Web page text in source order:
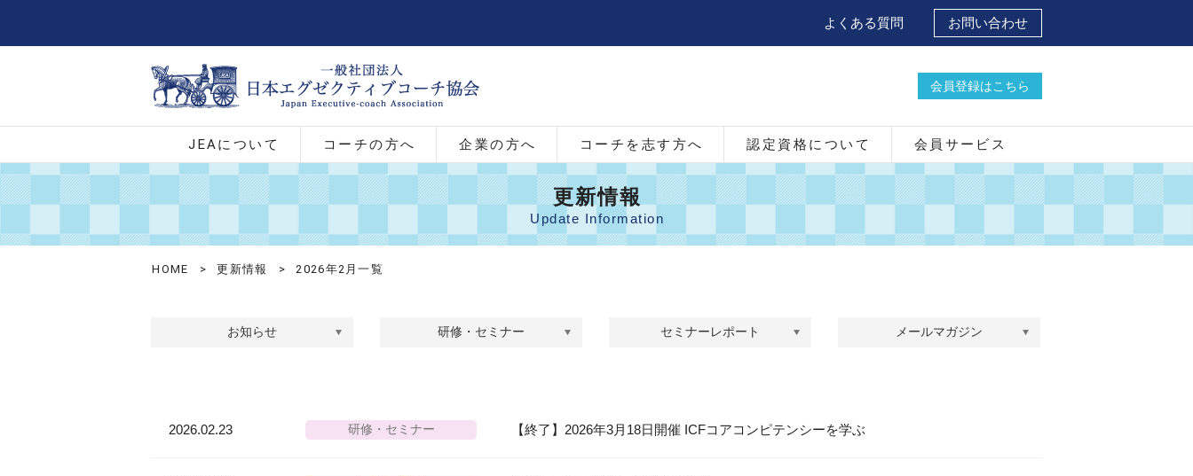
よくある質問 お問い合わせ
会員登録はこちら
JEAについて コーチの方へ 企業の方へ コーチを志す方へ 認定資格について 会員サービス
更新情報
Update Information
HOME > 更新情報 > 2026年2月一覧
お知らせ 研修・セミナー セミナーレポート メールマガジン
2026.02.23 研修・セミナー 【終了】2026年3月18日開催 ICFコアコンピテンシーを学ぶ